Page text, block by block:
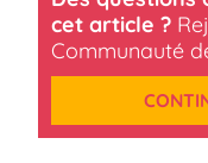
cet article ?
Communauté